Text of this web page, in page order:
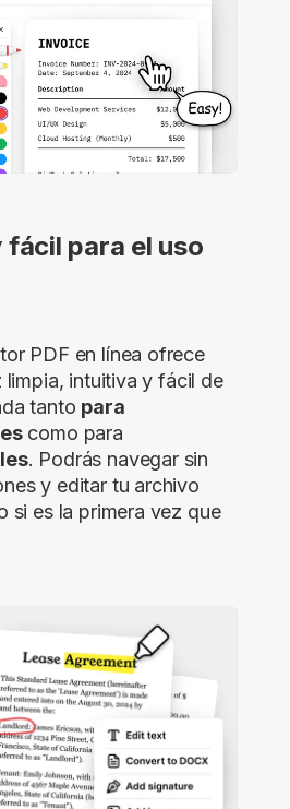
fácil para el uso
PDF en línea ofrece
limpia, intuitiva y fácil de
tanto para
como para
. Podrás navegar sin
y editar tu archivo
si es la primera vez que